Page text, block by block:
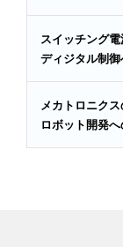
スイッチング
ディジタル制
メカトロニク
ロボット開発